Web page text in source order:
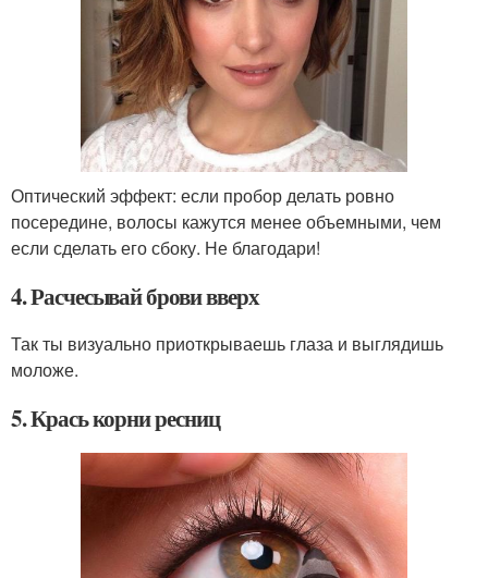
Оптический эффект: если пробор делать ровно
посередине, волосы кажутся менее объемными, чем
если сделать его сбоку. Не благодари!
4. Расчесывай брови вверх
Так ты визуально приоткрываешь глаза и выглядишь
моложе.
5. Крась корни ресниц